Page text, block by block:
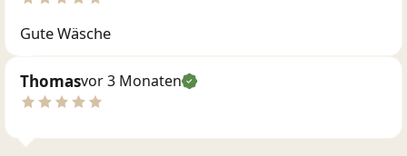
Gute Wäsche
Thomasvor 3 Monaten